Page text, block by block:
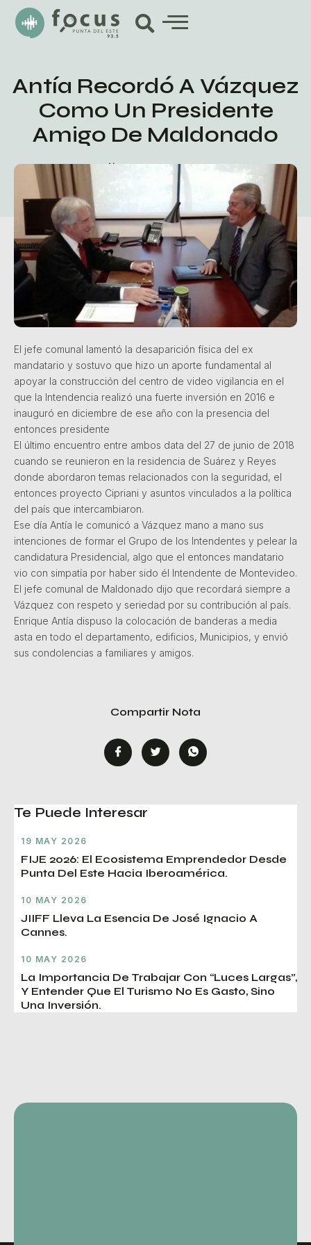
Antía Recordó A Vázquez
Como Un Presidente
Amigo De Maldonado
diciembre 6, 2020
El jefe comunal lamentó la desaparición física del ex
mandatario y sostuvo que hizo un aporte fundamental al
apoyar la construcción del centro de video vigilancia en el
que la Intendencia realizó una fuerte inversión en 2016 e
inauguró en diciembre de ese año con la presencia del
entonces presidente
El último encuentro entre ambos data del 27 de junio de 2018
cuando se reunieron en la residencia de Suárez y Reyes
donde abordaron temas relacionados con la seguridad, el
entonces proyecto Cipriani y asuntos vinculados a la política
del país que intercambiaron.
Ese día Antía le comunicó a Vázquez mano a mano sus
intenciones de formar el Grupo de los Intendentes y pelear la
candidatura Presidencial, algo que el entonces mandatario
vio con simpatía por haber sido él Intendente de Montevideo.
El jefe comunal de Maldonado dijo que recordará siempre a
Vázquez con respeto y seriedad por su contribución al país.
Enrique Antía dispuso la colocación de banderas a media
asta en todo el departamento, edificios, Municipios, y envió
sus condolencias a familiares y amigos.
Compartir Nota
Te Puede Interesar
19 MAY 2026
FIJE 2026: El Ecosistema Emprendedor Desde
Punta Del Este Hacia Iberoamérica.
10 MAY 2026
JIIFF Lleva La Esencia De José Ignacio A
Cannes.
10 MAY 2026
La Importancia De Trabajar Con “luces Largas”,
Y Entender Que El Turismo No Es Gasto, Sino
Una Inversión.